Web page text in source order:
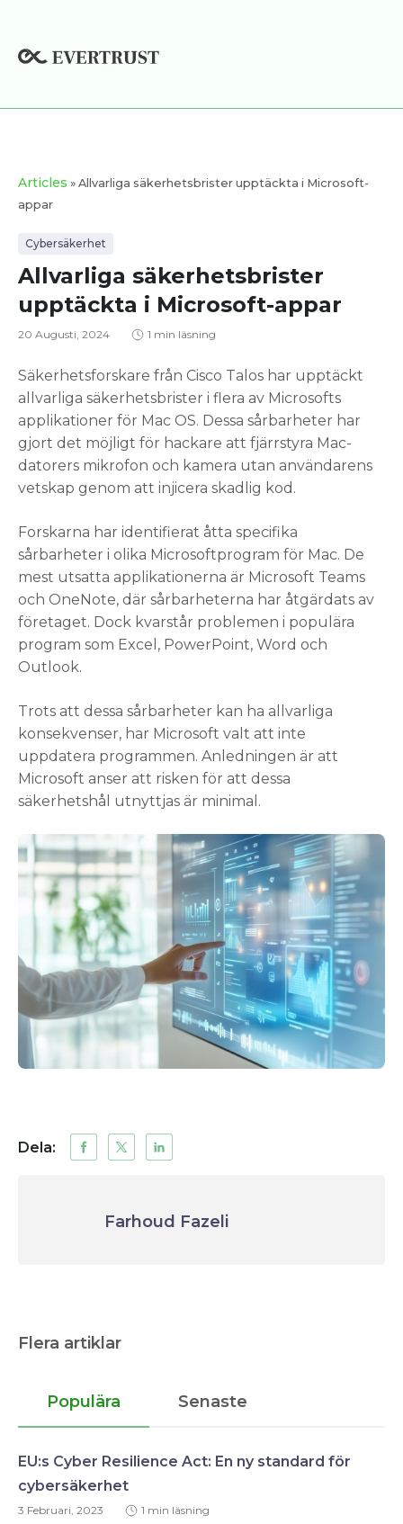
innehåll
Articles » Allvarliga säkerhetsbrister upptäckta i Microsoft-
appar
Cybersäkerhet
Allvarliga säkerhetsbrister
upptäckta i Microsoft-appar
20 Augusti, 2024 1 min läsning
Säkerhetsforskare från Cisco Talos har upptäckt
allvarliga säkerhetsbrister i flera av Microsofts
applikationer för Mac OS. Dessa sårbarheter har
gjort det möjligt för hackare att fjärrstyra Mac-
datorers mikrofon och kamera utan användarens
vetskap genom att injicera skadlig kod.
Forskarna har identifierat åtta specifika
sårbarheter i olika Microsoftprogram för Mac. De
mest utsatta applikationerna är Microsoft Teams
och OneNote, där sårbarheterna har åtgärdats av
företaget. Dock kvarstår problemen i populära
program som Excel, PowerPoint, Word och
Outlook.
Trots att dessa sårbarheter kan ha allvarliga
konsekvenser, har Microsoft valt att inte
uppdatera programmen. Anledningen är att
Microsoft anser att risken för att dessa
säkerhetshål utnyttjas är minimal.
Dela:
Farhoud Fazeli
Flera artiklar
Populära Senaste
EU:s Cyber Resilience Act: En ny standard för
cybersäkerhet
3 Februari, 2023 1 min läsning